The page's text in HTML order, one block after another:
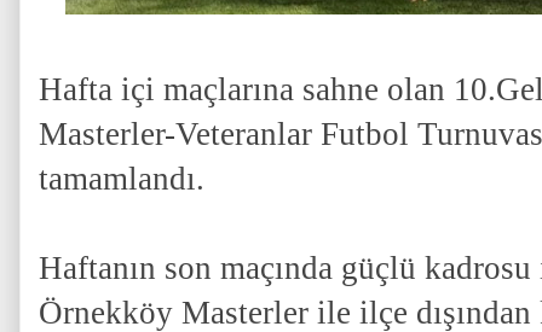
Hafta içi maçlarına sahne olan
Masterler-Veteranlar Futbol
tamamlandı.
Haftanın son maçında güçlü
Örnekköy Masterler ile ilçe dışından